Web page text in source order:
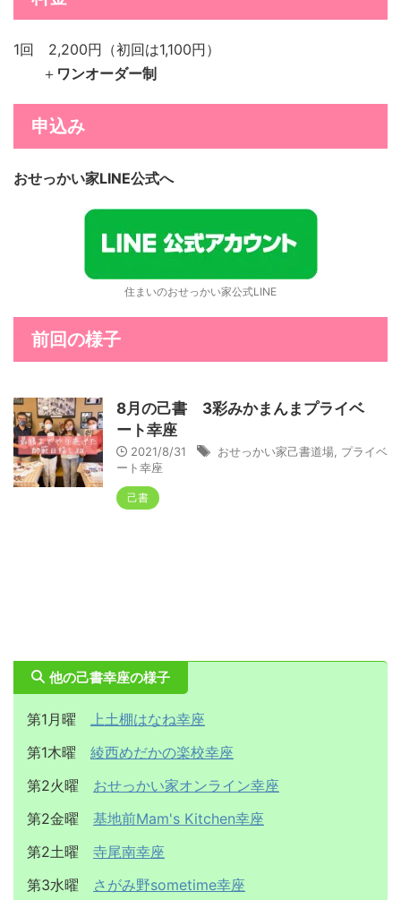
1回 2,200円（初回は1,100円）
＋ ワンオーダー制
申込み
おせっかい家LINE公式へ
住まいのおせっかい家公式LINE
前回の様子
8月の己書 3彩みかまんまプライベ
ート幸座
2021/8/31 おせっかい家己書道場 プライベ
ート幸座
己書
他の己書幸座の様子
第1月曜
上土棚はなね幸座
第1木曜 綾西めだかの楽校幸座
第2火曜 おせっかい家オンライン幸座
第2金曜 基地前Mam's Kitchen幸座
第2土曜 寺尾南幸座
第3水曜 さがみ野sometime幸座